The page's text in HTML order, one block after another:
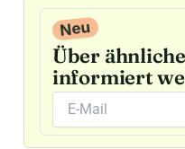
Neu
Über
informiert
A